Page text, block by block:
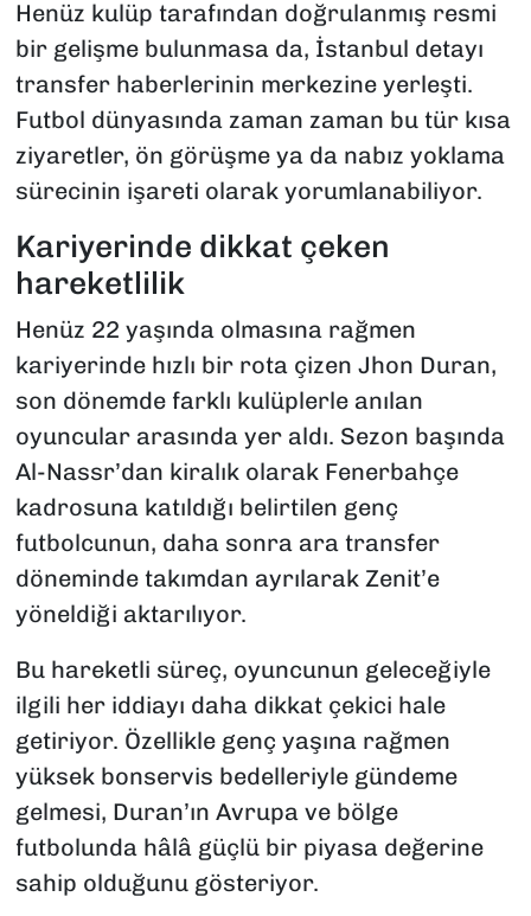
Henüz kulüp tarafından doğrulanmış resmi
bir gelişme bulunmasa da, İstanbul detayı
transfer haberlerinin merkezine yerleşti.
Futbol dünyasında zaman zaman bu tür kısa
ziyaretler, ön görüşme ya da nabız yoklama
sürecinin işareti olarak yorumlanabiliyor.
Kariyerinde dikkat çeken
hareketlilik
Henüz 22 yaşında olmasına rağmen
kariyerinde hızlı bir rota çizen Jhon Duran,
son dönemde farklı kulüplerle anılan
oyuncular arasında yer aldı. Sezon başında
Al-Nassr’dan kiralık olarak Fenerbahçe
kadrosuna katıldığı belirtilen genç
futbolcunun, daha sonra ara transfer
döneminde takımdan ayrılarak Zenit’e
yöneldiği aktarılıyor.
Bu hareketli süreç, oyuncunun geleceğiyle
ilgili her iddiayı daha dikkat çekici hale
getiriyor. Özellikle genç yaşına rağmen
yüksek bonservis bedelleriyle gündeme
gelmesi, Duran’ın Avrupa ve bölge
futbolunda hâlâ güçlü bir piyasa değerine
sahip olduğunu gösteriyor.